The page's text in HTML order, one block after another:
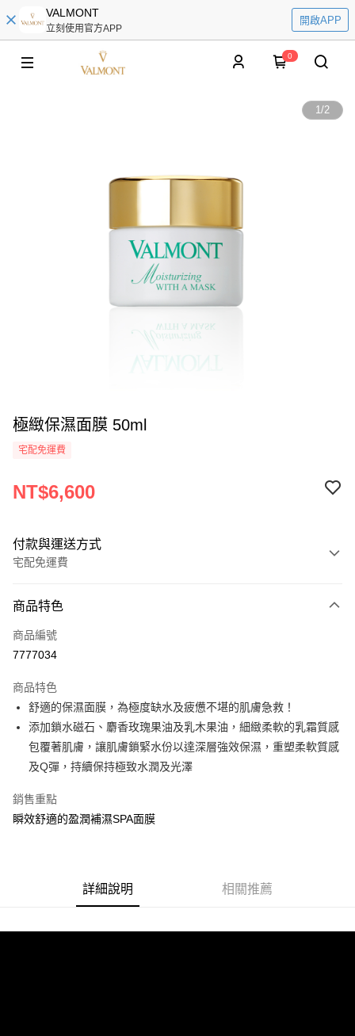
VALMONT
立刻使用官方APP
開啟APP
0
1/2
極緻保濕面膜 50ml
宅配免運費
NT$6,600
付款與運送方式
宅配免運費
信用卡一次付款
信用卡分期付款
合作金庫商業銀行
華南商業銀行
彰化商業銀行
上海商業儲蓄銀行
台北富邦商業銀行
國泰世華商業銀行
兆豐國際商業銀行
臺灣中小企業銀行
聯邦商業銀行
元大商業銀行
6 期 0 利率 每期
華南商業銀行
彰化商業銀行
上海商業儲蓄銀行
台北富邦商業銀行
國泰世華商業銀行
兆豐國際商業銀行
匯豐（台灣）商業銀行
聯邦商業銀行
台灣樂天信用卡公司
運送方式
商品特色
商品編號
7777034
商品特色
舒適的保濕面膜，為極度缺水及疲憊不堪的肌膚急救！
添加鎖水磁石、麝香玫瑰果油及乳木果油，細緻柔軟的乳霜質感
包覆著肌膚，讓肌膚鎖緊水份以達深層強效保濕，重塑柔軟質感
及Q彈，持續保持極致水潤及光澤
銷售重點
瞬效舒適的盈潤補濕SPA面膜
詳細說明 相關推薦